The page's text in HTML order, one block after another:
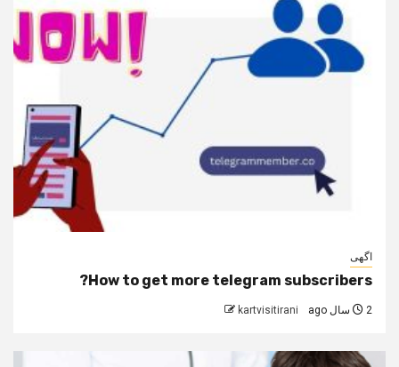
اگهی
How to get more telegram subscribers?
2 سال ago kartvisitirani